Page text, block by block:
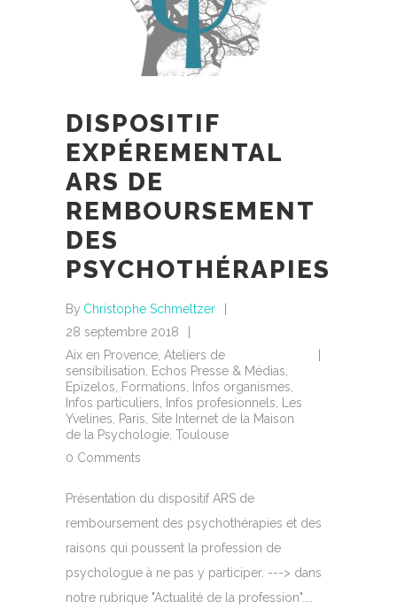
DISPOSITIF
EXPÉREMENTAL
ARS DE
REMBOURSEMENT
DES
PSYCHOTHÉRAPIES
By Christophe Schmeltzer
28 septembre 2018
Aix en Provence Ateliers de
sensibilisation
Echos Presse & Médias
Epizelos
Formations Infos organismes
Infos particuliers
Infos profesionnels
Les
Yvelines
Paris Site Internet de la Maison
de la Psychologie Toulouse
0 Comments
Présentation du dispositif ARS de
remboursement des psychothérapies et des
raisons qui poussent la profession de
psychologue à ne pas y participer. ---> dans
notre rubrique "Actualité de la profession".